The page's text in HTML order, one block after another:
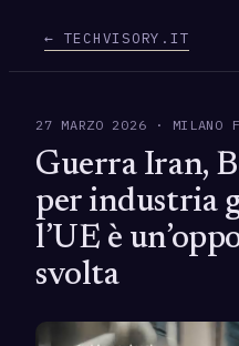
← TECHVISORY.IT
27 MARZO 2026 · MILANO
Guerra Iran,
per industria
l’UE è
svolta